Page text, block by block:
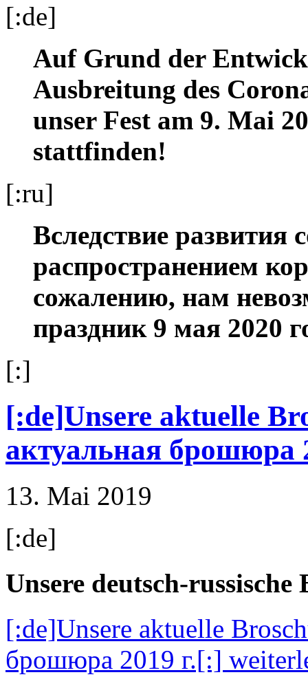
[:de]
Auf Grund der
Ausbreitung des
unser Fest am 9. Mai
stattfinden!
[:ru]
Вследствие развития
распространением
сожалению, нам
праздник 9 мая 2020
[:]
[:de]Unsere aktuelle
актуальная брошюра
13. Mai 2019
[:de]
Unsere deutsch-russische
[:de]Unsere aktuelle
брошюра 2019 г.[:]